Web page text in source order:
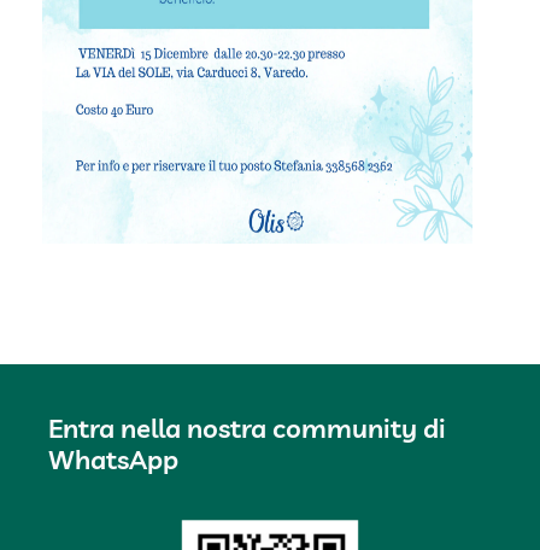
Entra nella nostra community di
WhatsApp